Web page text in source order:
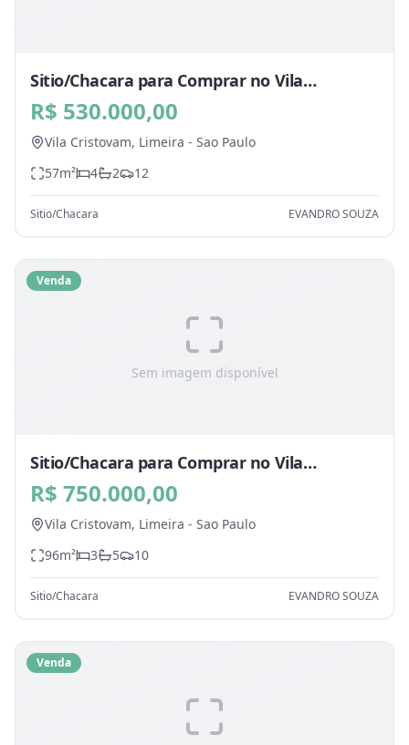
Sitio/Chacara para Comprar no Vila
Cristovam, Limeira - SP
R$ 530.000,00
Vila Cristovam, Limeira - Sao Paulo
57m² 4 2 12
Sitio/Chacara EVANDRO SOUZA
Sem imagem disponível
Venda
Sitio/Chacara para Comprar no Vila
Cristovam, Limeira - SP
R$ 750.000,00
Vila Cristovam, Limeira - Sao Paulo
96m² 3 5 10
Sitio/Chacara EVANDRO SOUZA
Venda